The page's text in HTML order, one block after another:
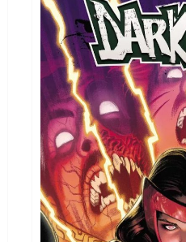
BCN:
un
Salón
de
ida
y
vuelta